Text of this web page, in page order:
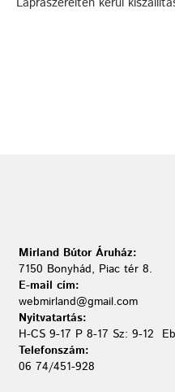
Mirland Bútor Áruház:
7150 Bonyhád, Piac tér 8.
E-mail cím:
webmirland@gmail.com
Nyitvatartás:
H-CS 9-17 P 8-17 Sz: 9-12
Telefonszám:
06 74/451-928